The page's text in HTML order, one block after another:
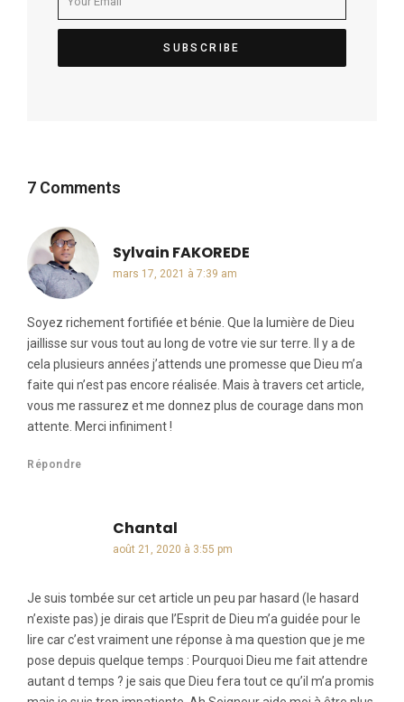
7 Comments
Sylvain FAKOREDE
mars 17, 2021 à 7:39 am
Soyez richement fortifiée et bénie. Que la lumière de Dieu
jaillisse sur vous tout au long de votre vie sur terre. Il y a de
cela plusieurs années j’attends une promesse que Dieu m’a
faite qui n’est pas encore réalisée. Mais à travers cet article,
vous me rassurez et me donnez plus de courage dans mon
attente. Merci infiniment !
Répondre
Chantal
août 21, 2020 à 3:55 pm
Je suis tombée sur cet article un peu par hasard (le hasard
n’existe pas) je dirais que l’Esprit de Dieu m’a guidée pour le
lire car c’est vraiment une réponse à ma question que je me
pose depuis quelque temps : Pourquoi Dieu me fait attendre
autant d temps ? je sais que Dieu fera tout ce qu’il m’a promis